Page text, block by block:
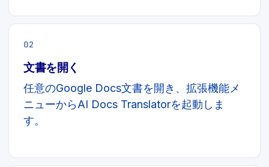
02
文書を開く
任意のGoogle Docs文書を開き、拡張機能メ
ニューからAI Docs Translatorを起動しま
す。